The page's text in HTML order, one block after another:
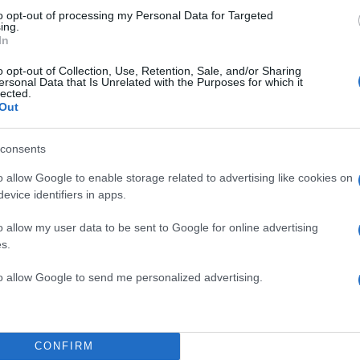
opt-out of processing my Personal Data for Targeted
opt-out of Collection, Use, Retention, Sale, and/or Sharing
Data that Is Unrelated with the Purposes for which it
allow Google to enable storage related to advertising like cookies on
identifiers in apps.
allow my user data to be sent to Google for online advertising
allow Google to send me personalized advertising.
CONFIRM
δεν φεύγει από τα χέρια σας μετά το
ή άλλο αντικείμενο από ανοξείδωτο ατσάλι
μέταλλο εξουδετερώνει τη μυρωδιά
σας σε παγοκύστες
καφέ αλλά μισείτε το νερωμένο
θα παραμείνει δροσερό και πλούσιο σε γεύση.